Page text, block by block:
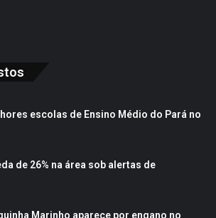
escolas de Ensino Médio do Pará no
de 26% na área sob alertas de
Marinho aparece por engano no